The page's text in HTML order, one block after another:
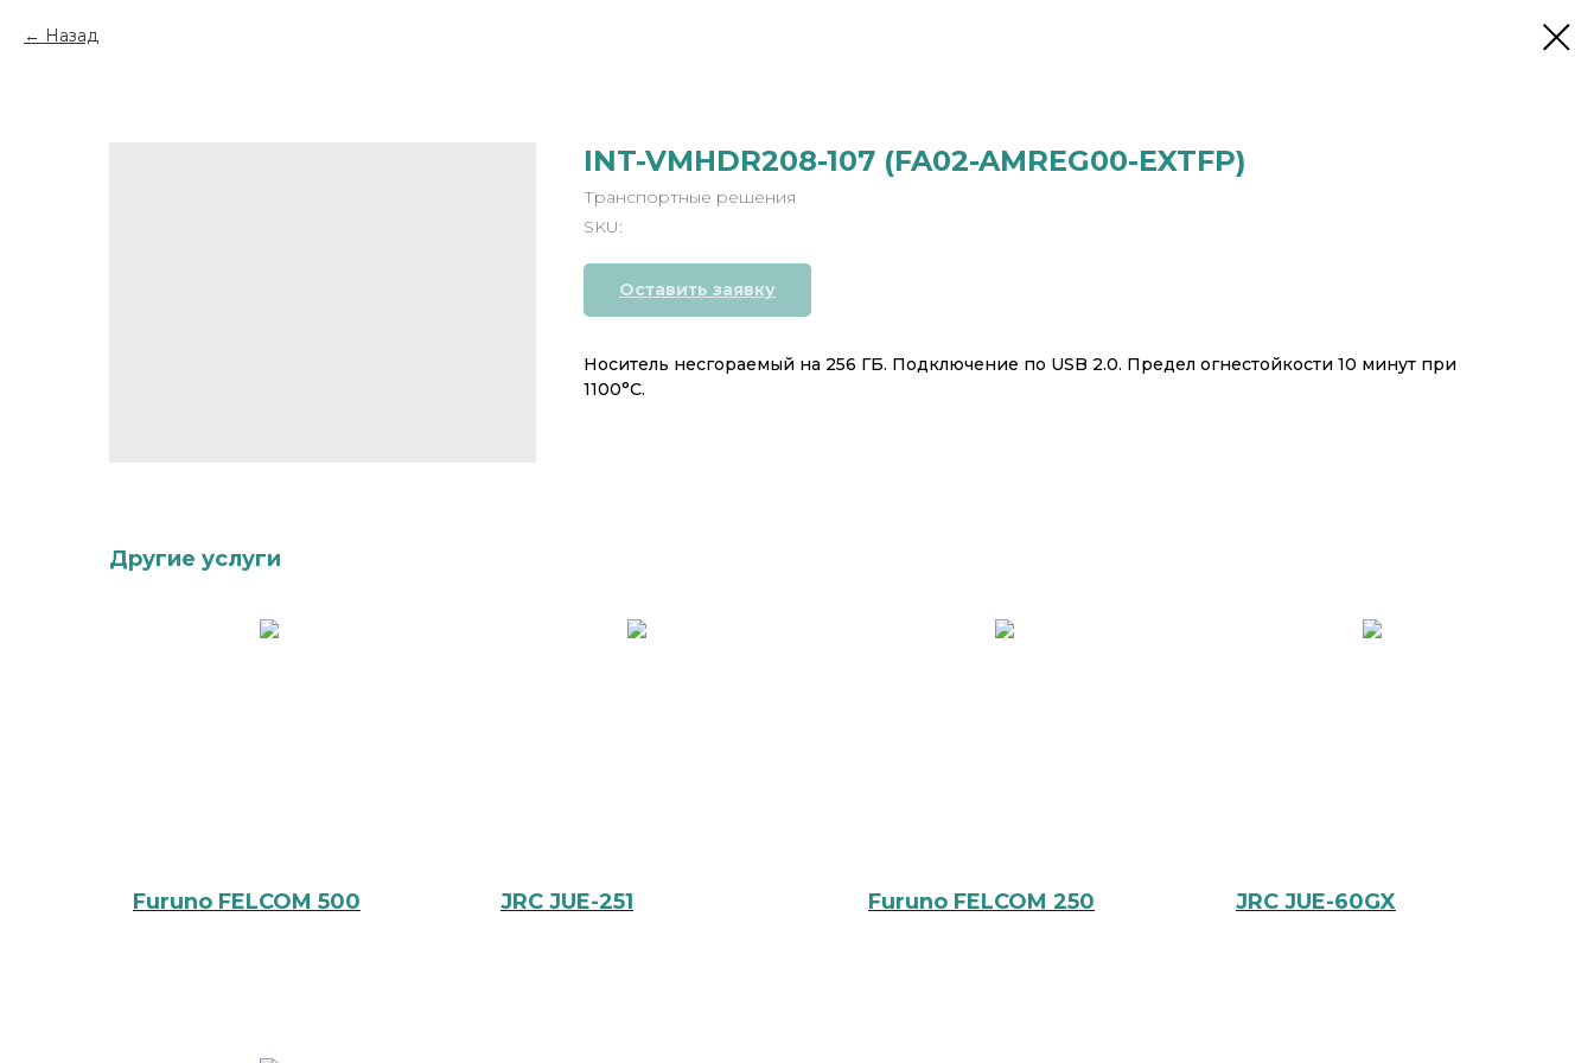
Назад
INT-VMHDR208-107 (FA02-AMREG00-EXTFP)
Транспортные решения
SKU:
Оставить заявку
Носитель несгораемый на 256 ГБ. Подключение по USB 2.0. Предел огнестойкости 10 минут при
1100°C.
Другие услуги
Furuno FELCOM 500 JRC JUE-251 Furuno FELCOM 250 JRC JUE-60GX